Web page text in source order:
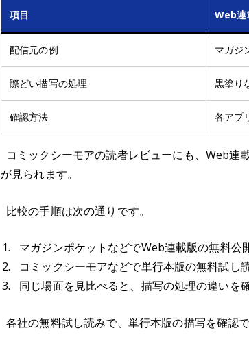
項目 Web連
配信元の例 マガジ
際どい描写の処理 黒塗り
確認方法 各アプ
コミックシーモアの読者レビューにも、Web連
が見られます。
比較の手順は次の通りです。
マガジンポケットなどでWeb連載版の無料公
コミックシーモアなどで単行本版の無料試し
同じ場面を見比べると、描写の処理の違いを
各社の無料試し読みで、単行本版の描写を確認で